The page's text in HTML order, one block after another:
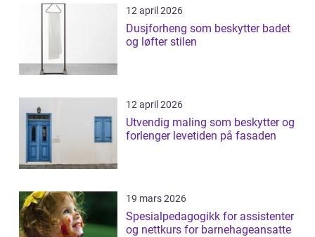
12 april 2026
Dusjforheng som beskytter badet
og løfter stilen
12 april 2026
Utvendig maling som beskytter og
forlenger levetiden på fasaden
19 mars 2026
Spesialpedagogikk for assistenter
og nettkurs for barnehageansatte